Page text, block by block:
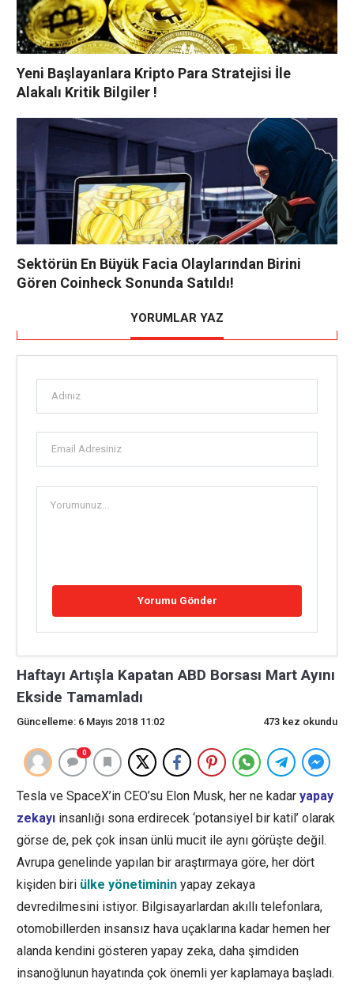
Yeni Başlayanlara Kripto Para Stratejisi İle
Alakalı Kritik Bilgiler !
Sektörün En Büyük Facia Olaylarından Birini
Gören Coinheck Sonunda Satıldı!
YORUMLAR YAZ
Haftayı Artışla Kapatan ABD Borsası Mart Ayını
Ekside Tamamladı
Güncelleme: 6 Mayıs 2018 11:02 473 kez okundu
0
Tesla ve SpaceX’in CEO’su Elon Musk, her ne kadar yapay
zekayı insanlığı sona erdirecek ‘potansiyel bir katil’ olarak
görse de, pek çok insan ünlü mucit ile aynı görüşte değil.
Avrupa genelinde yapılan bir araştırmaya göre, her dört
kişiden biri ülke yönetiminin yapay zekaya
devredilmesini istiyor. Bilgisayarlardan akıllı telefonlara,
otomobillerden insansız hava uçaklarına kadar hemen her
alanda kendini gösteren yapay zeka, daha şimdiden
insanoğlunun hayatında çok önemli yer kaplamaya başladı.